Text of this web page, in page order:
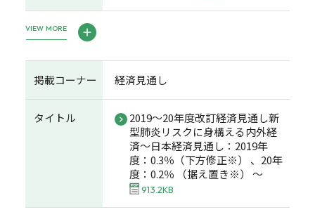
VIEW MORE
掲載コーナー 経済見通し
タイトル
2019～20年度改訂経済見通し新
型肺炎リスクに身構える内外経
済～日本経済見通し：2019年
度：0.3％（下方修正※） 、20年
度：0.2％ （据え置き※） ～
913.2KB